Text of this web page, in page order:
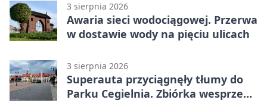
3 sierpnia 2026
Awaria sieci wodociągowej. Przerwa
w dostawie wody na pięciu ulicach
3 sierpnia 2026
Superauta przyciągnęły tłumy do
Parku Cegielnia. Zbiórka wesprze